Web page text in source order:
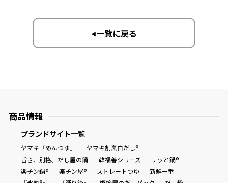
▶︎一覧に戻る
商品情報
ブランドサイト一覧
ヤマキ『めんつゆ』
ヤマキ割烹白だし®
旨さ、別格。だし屋の鍋
韓福善シリーズ
サッと鍋®
楽チン鍋®
楽チン屋® ストレートつゆ
新鮮一番